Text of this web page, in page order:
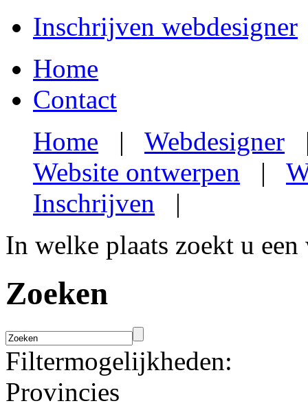
Inschrijven webdesigner
Home
Contact
Home | Webdesigner
Website ontwerpen |
Inschrijven |
In welke plaats zoekt u een
Zoeken
Filtermogelijkheden:
Provincies